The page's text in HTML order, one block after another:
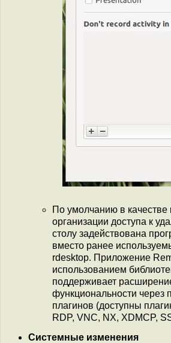
По умолчанию в качестве
организации доступа к
столу задействована
вместо ранее
rdesktop. Приложение
использованием
поддерживает
функциональности через
плагинов (доступны
RDP, VNC, NX, XDMCP,
Системные изменения